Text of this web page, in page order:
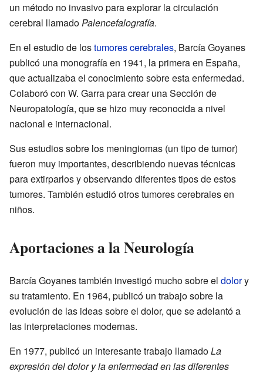
un método no invasivo para explorar la circulación
cerebral llamadoPalencefalografía.
En el estudio de lostumores cerebrales, Barcía Goyanes
publicó una monografía en 1941, la primera en España,
que actualizaba el conocimiento sobre esta enfermedad.
Colaboró con W. Garra para crear una Sección de
Neuropatología, que se hizo muy reconocida a nivel
nacional e internacional.
Sus estudios sobre los meningiomas (un tipo de tumor)
fueron muy importantes, describiendo nuevas técnicas
para extirparlos y observando diferentes tipos de estos
tumores. También estudió otros tumores cerebrales en
niños.
Aportaciones a la Neurología
Barcía Goyanes también investigó mucho sobre el dolory
su tratamiento. En 1964, publicó un trabajo sobre la
evolución de las ideas sobre el dolor, que se adelantó a
las interpretaciones modernas.
En 1977, publicó un interesante trabajo llamadoLa
expresión del dolor y la enfermedad en las diferentes